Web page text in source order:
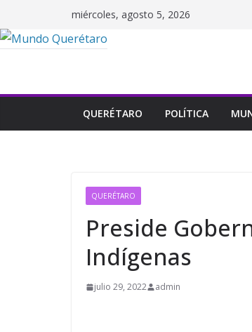
al
contenido
miércoles, agosto 5, 2026
QUERÉTARO POLÍTICA
QUERÉTARO
Preside
Indígenas
julio 29, 2022 admin